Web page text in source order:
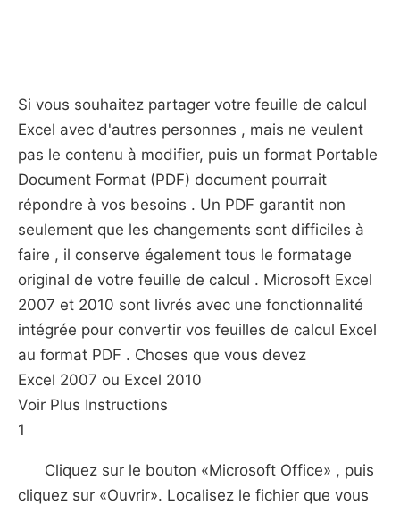
Si vous souhaitez partager votre feuille de calcul
Excel avec d'autres personnes , mais ne veulent
pas le contenu à modifier, puis un format Portable
Document Format (PDF) document pourrait
répondre à vos besoins . Un PDF garantit non
seulement que les changements sont difficiles à
faire , il conserve également tous le formatage
original de votre feuille de calcul . Microsoft Excel
2007 et 2010 sont livrés avec une fonctionnalité
intégrée pour convertir vos feuilles de calcul Excel
au format PDF . Choses que vous devez
Excel 2007 ou Excel 2010
Voir Plus Instructions
1
Cliquez sur le bouton «Microsoft Office» , puis
cliquez sur «Ouvrir». Localisez le fichier que vous